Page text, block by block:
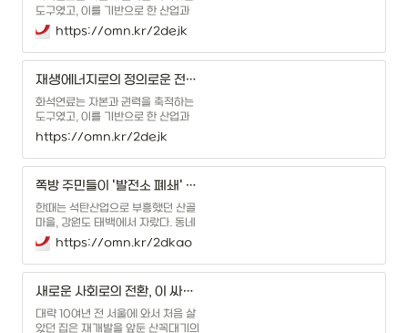
우리는 '재생에너지로의 ...
도구였고, 이를 기반으로 한 산업과
국가 시스템은 성장과 효율을 명분 삼
아 사회 자원을 소수에게 집중시켜왔
다. 그 결과 불평등은 심화됐고, 위기
는 더 취약한 이들에게 먼저 도달했
다. 우리는 그렇게 기후위기를 마주하
고 있다. 이 위기의 해결을 말하면서
우리는 '재생에너지로의 ...
https://omn.kr/2dejk
재생에너지로의 정의로운 전환, 꼭 필요한 두 가지
화석연료는 자본과 권력을 축적하는
도구였고, 이를 기반으로 한 산업과
국가 시스템은 성장과 효율을 명분 삼
아 사회 자원을 소수에게 집중시켜왔
다. 그 결과 불평등은 심화됐고, 위기
는 더 취약한 이들에게 먼저 도달했
다. 우리는 그렇게 기후위기를 마주하
고 있다. 이 위기의 해결을 말하면서
우리는 '재생에너지로의 ...
https://omn.kr/2dejk
쪽방 주민들이 '발전소 폐쇄' 태안으로 향하는 까닭
한때는 석탄산업으로 부흥했던 산골
마을, 강원도 태백에서 자랐다. 동네
어른들은 "떠돌이 강아지도 만원짜리
를 물고 다녔다"는 옛 시절의 농담을
두런거리곤 했다. 하지만 내가 유년을
보낸 2000년대 태백은 석탄산업합
리화 정책 이후 이미 대부분의 탄광이
문을 닫고 그 자리엔 카지노가 들어서
있었다. 폐광을 딛고 '지...
https://omn.kr/2dkao
새로운 사회로의 전환, 이 싸움에 달렸다
대략 10여년 전 서울에 와서 처음 살
았던 집은 재개발을 앞둔 산꼭대기의